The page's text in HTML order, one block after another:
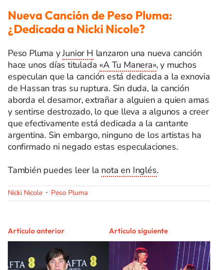
Nueva Canción de Peso Pluma:
¿Dedicada a Nicki Nicole?
Peso Pluma yJunior H lanzaron una nueva canción
hace unos días titulada «A Tu Manera», y muchos
especulan que la canción está dedicada a la exnovia
de Hassan tras su ruptura. Sin duda, la canción
aborda el desamor, extrañar a alguien a quien amas
y sentirse destrozado, lo que lleva a algunos a creer
que efectivamente está dedicada a la cantante
argentina. Sin embargo, ninguno de los artistas ha
confirmado ni negado estas especulaciones.
También puedes leer la nota en Inglés.
Nicki Nicole Peso Pluma
Artículo anterior Artículo siguiente